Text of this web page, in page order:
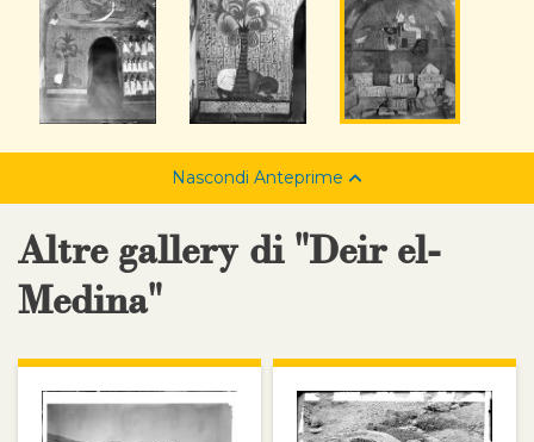
Nascondi Anteprime
Altre gallery di "Deir el-
Medina"